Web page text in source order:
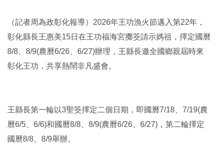
（記者周為政彰化報導）2026年王功漁火節邁入第22年，
彰化縣長王惠美15日在王功福海宮擲筊請示媽祖，擇定國曆
8/8、8/9(農曆6/26、6/27)辦理，王縣長邀全國鄉親屆時來
彰化王功，共享熱鬧非凡盛會。
王縣長第一輪以3聖筊擇定二個日期，即國曆7/18、7/19(農
曆6/5、6/6)和國曆8/8、8/9(農曆6/26、6/27)，第二輪擇定
國曆8/8、8/9舉辦。